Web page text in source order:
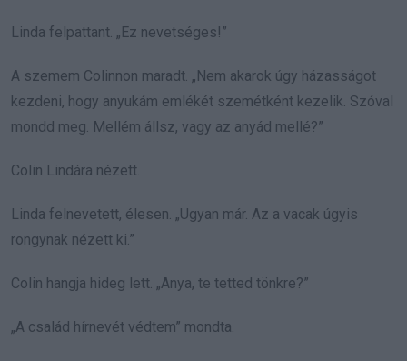
Linda felpattant. „Ez nevetséges!”
A szemem Colinnon maradt. „Nem akarok úgy házasságot
kezdeni, hogy anyukám emlékét szemétként kezelik. Szóval
mondd meg. Mellém állsz, vagy az anyád mellé?”
Colin Lindára nézett.
Linda felnevetett, élesen. „Ugyan már. Az a vacak úgyis
rongynak nézett ki.”
Colin hangja hideg lett. „Anya, te tetted tönkre?”
„A család hírnevét védtem” mondta.